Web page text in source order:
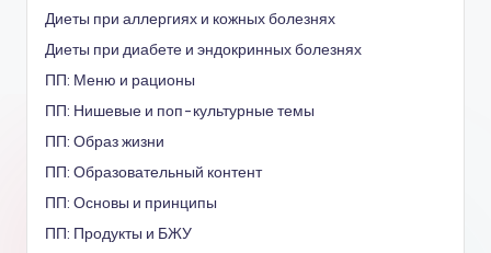
Диеты при аллергиях и кожных болезнях
Диеты при диабете и эндокринных болезнях
ПП: Меню и рационы
ПП: Нишевые и поп-культурные темы
ПП: Образ жизни
ПП: Образовательный контент
ПП: Основы и принципы
ПП: Продукты и БЖУ